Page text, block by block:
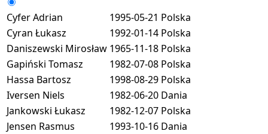
Cyfer Adrian 1995-05-21 Polska
Cyran Łukasz
1992-01-14 Polska
Daniszewski Mirosław 1965-11-18 Polska
Gapiński Tomasz
1982-07-08 Polska
Hassa Bartosz
1998-08-29 Polska
Iversen Niels
1982-06-20 Dania
Jankowski Łukasz
1982-12-07 Polska
Jensen Rasmus
1993-10-16 Dania